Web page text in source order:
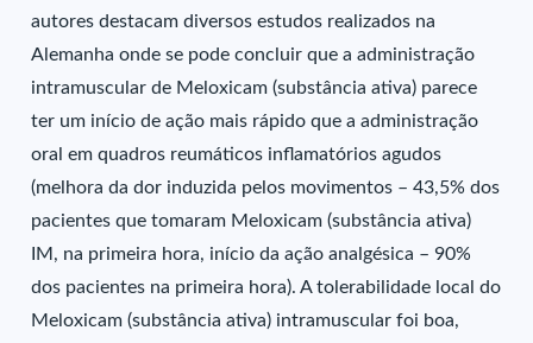
autores destacam diversos estudos realizados na
Alemanha onde se pode concluir que a administração
intramuscular de Meloxicam (substância ativa) parece
ter um início de ação mais rápido que a administração
oral em quadros reumáticos inflamatórios agudos
(melhora da dor induzida pelos movimentos – 43,5% dos
pacientes que tomaram Meloxicam (substância ativa)
IM, na primeira hora, início da ação analgésica – 90%
dos pacientes na primeira hora). A tolerabilidade local do
Meloxicam (substância ativa) intramuscular foi boa,